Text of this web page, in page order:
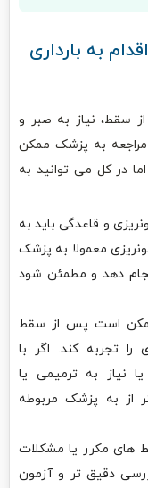
به بارداری
سقط، نیاز به صبر و
به پزشک ممکن
در کل می توانید به
و قاعدگی باید به
معمولا به پزشک
دهد و مطمئن شود
است پس از سقط
تجربه کند. اگر با
نیاز به ترمیمی یا
از به پزشک مربوطه
های مکرر یا مشکلات
دقیق تر و آزمون